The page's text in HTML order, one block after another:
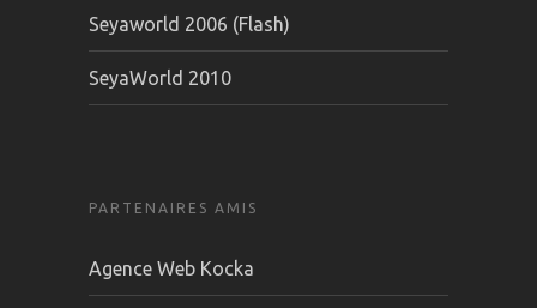
Seyaworld 2006 (Flash)
SeyaWorld 2010
PARTENAIRES AMIS
Agence Web Kocka